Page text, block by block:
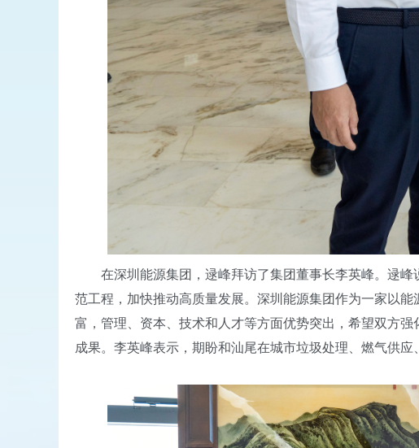
在深圳能源集团，逯峰拜访了集团董事长李英峰。逯峰
范工程，加快推动高质量发展。深圳能源集团作为一家以
富，管理、资本、技术和人才等方面优势突出，希望双方
成果。李英峰表示，期盼和汕尾在城市垃圾处理、燃气供